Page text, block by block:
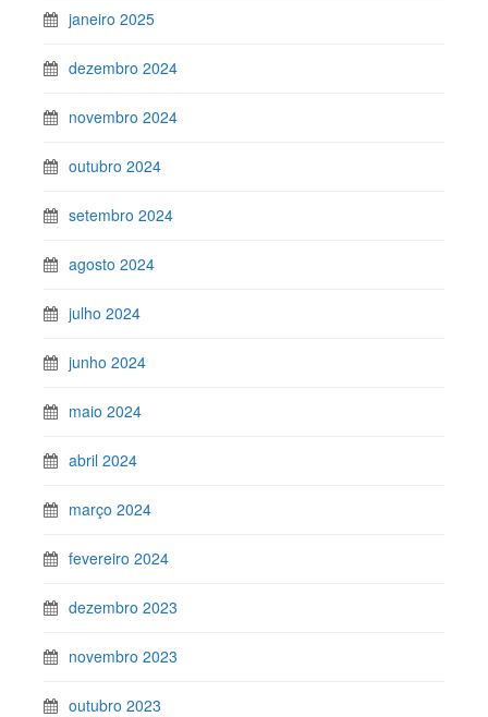
janeiro 2025
dezembro 2024
novembro 2024
outubro 2024
setembro 2024
agosto 2024
julho 2024
junho 2024
maio 2024
abril 2024
março 2024
fevereiro 2024
dezembro 2023
novembro 2023
outubro 2023